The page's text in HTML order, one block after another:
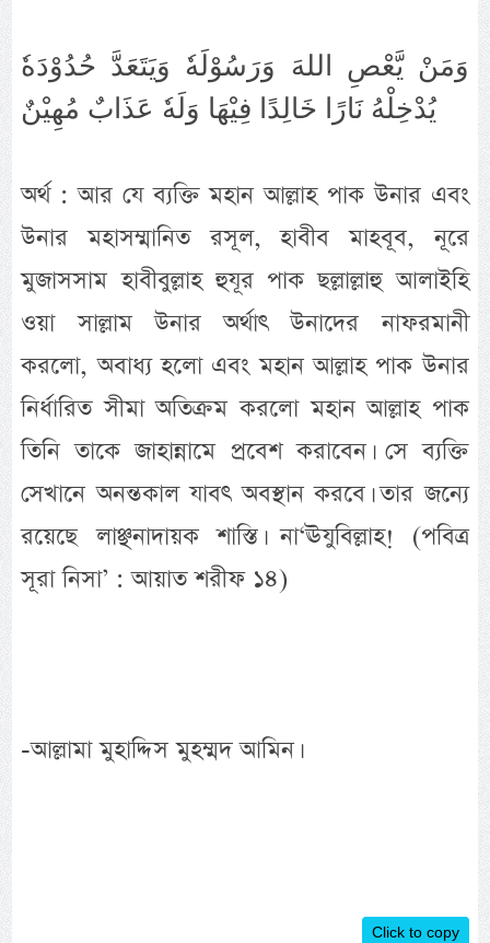
وَمَنْ يَّعْصِ اللهَ وَرَسُوْلَهٗ وَيَتَعَدَّ حُدُوْدَهٗ
يُدْخِلْهُ نَارًا خَالِدًا فِيْهَا وَلَهٗ عَذَابٌ مُهِيْنٌ
অর্থ : আর যে ব্যক্তি মহান আল্লাহ পাক উনার এবং
উনার মহাসম্মানিত রসূল, হাবীব মাহবূব, নূরে
মুজাসসাম হাবীবুল্লাহ হুযূর পাক ছল্লাল্লাহু আলাইহি
ওয়া সাল্লাম উনার অর্থাৎ উনাদের নাফরমানী
করলো, অবাধ্য হলো এবং মহান আল্লাহ পাক উনার
নির্ধারিত সীমা অতিক্রম করলো মহান আল্লাহ পাক
তিনি তাকে জাহান্নামে প্রবেশ করাবেন। সে ব্যক্তি
সেখানে অনন্তকাল যাবৎ অবস্থান করবে। তার জন্যে
রয়েছে লাঞ্ছনাদায়ক শাস্তি। না‘ঊযুবিল্লাহ! (পবিত্র
সূরা নিসা’ : আয়াত শরীফ ১৪)
-আল্লামা মুহাদ্দিস মুহম্মদ আমিন।
Click to copy